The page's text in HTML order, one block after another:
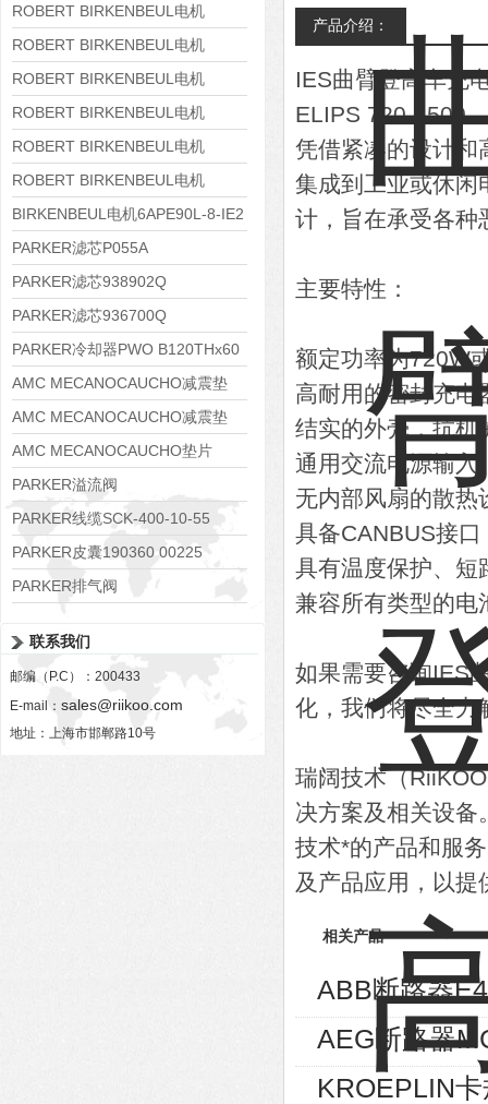
8APE180L-4 IE3
ROBERT BIRKENBEUL电机
8APE160M-6 IE3
ROBERT BIRKENBEUL电机
8APE160L-4-IE3
ROBERT BIRKENBEUL电机
8APE112M-6K-IE3
ROBERT BIRKENBEUL电机
8APE100L-2 IE3
ROBERT BIRKENBEUL电机
8APE90S-4 IE3
ROBERT BIRKENBEUL电机
8APE80M-2K-IE3
BIRKENBEUL电机6APE90L-8-IE2
PARKER滤芯P055A
PARKER滤芯938902Q
PARKER滤芯936700Q
PARKER冷却器PWO B120THx60
AMC MECANOCAUCHO减震垫
138552
AMC MECANOCAUCHO减震垫
138551
AMC MECANOCAUCHO垫片
608074
PARKER溢流阀
RE06M35W2N1KWXG087
PARKER线缆SCK-400-10-55
PARKER皮囊190360 00225
PARKER排气阀
联系我们
邮编（P.C）：200433
E-mail： sales@riikoo.com
地址：上海市邯郸路10号
产品介绍：
IES曲臂登高车充
ELIPS 720-1500
凭借紧凑的设计和
集成到工业或休闲
计，旨在承受各种
主要特性：
额定功率为720W
高耐用的密封充电
结实的外壳，抗机
通用交流电源输入
无内部风扇的散热
具备CANBUS接
具有温度保护、短
兼容所有类型的电
如果需要咨询IES
化，我们将尽全力
瑞阔技术（
决方案及相关设备
技术*的产品和服
及产品应用，以提
相关产品
ABB断路器
AEG断路器
KROEPLIN